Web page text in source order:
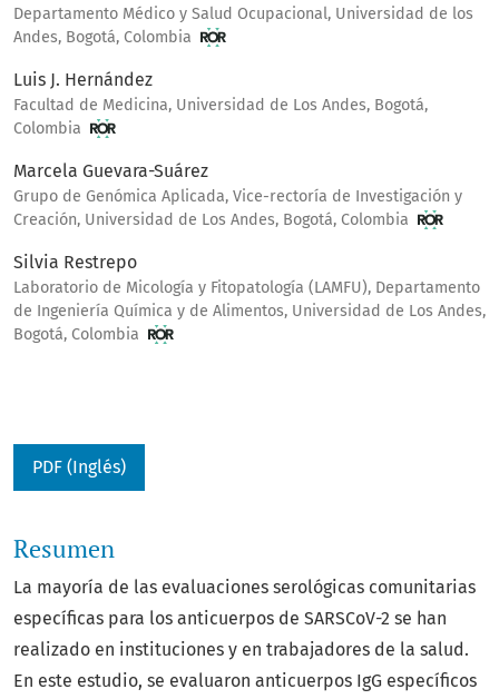
Departamento Médico y Salud Ocupacional, Universidad de los
Andes, Bogotá, Colombia
Luis J. Hernández
Facultad de Medicina, Universidad de Los Andes, Bogotá,
Colombia
Marcela Guevara-Suárez
Grupo de Genómica Aplicada, Vice-rectoría de Investigación y
Creación, Universidad de Los Andes, Bogotá, Colombia
Silvia Restrepo
Laboratorio de Micología y Fitopatología (LAMFU), Departamento
de Ingeniería Química y de Alimentos, Universidad de Los Andes,
Bogotá, Colombia
PDF (Inglés)
Resumen
La mayoría de las evaluaciones serológicas comunitarias
específicas para los anticuerpos de SARSCoV-2 se han
realizado en instituciones y en trabajadores de la salud.
En este estudio, se evaluaron anticuerpos IgG específicos